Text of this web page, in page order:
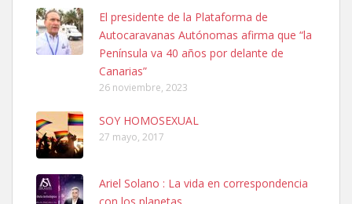
Ninfa perdida
El día 5 se los perdió una ninfa papillera, asustada tiene miedo a la
calle, se perdió por la zon...
Leales.org » Gran Canaria
6.7.2025
Adopcion
El presidente de la Plataforma de
Autocaravanas Autónomas afirma que “la
Península va 40 años por delante de
Canarias”
26 noviembre, 2023
SOY HOMOSEXUAL
27 mayo, 2017
Ariel Solano : La vida en correspondencia